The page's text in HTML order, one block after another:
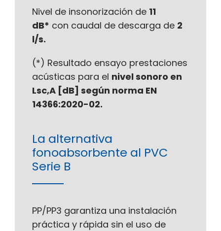
Nivel de insonorización de 11
dB* con caudal de descarga de 2
l/s.
(*) Resultado ensayo prestaciones
acústicas para el nivel sonoro en
Lsc,A [dB] según norma EN
14366:2020-02.
La alternativa
fonoabsorbente al PVC
Serie B
PP/PP3 garantiza una instalación
práctica y rápida sin el uso de